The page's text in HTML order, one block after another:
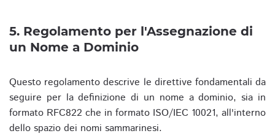
5. Regolamento per l'Assegnazione di
un Nome a Dominio
Questo regolamento descrive le direttive fondamentali da
seguire per la definizione di un nome a dominio, sia in
formato RFC822 che in formato ISO/IEC 10021, all'interno
dello spazio dei nomi sammarinesi.